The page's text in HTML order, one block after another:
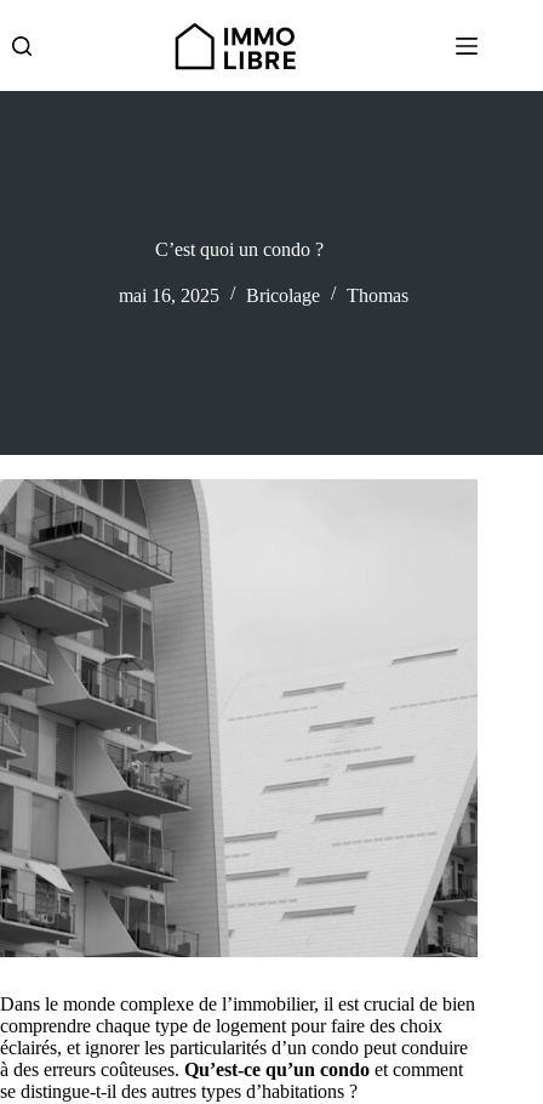
contenu
C’est quoi un condo ?
mai 16, 2025 Bricolage Thomas
Dans le monde complexe de l’immobilier, il est crucial de bien
comprendre chaque type de logement pour faire des choix
éclairés, et ignorer les particularités d’un condo peut conduire
à des erreurs coûteuses. Qu’est-ce qu’un condo et comment
se distingue-t-il des autres types d’habitations ?